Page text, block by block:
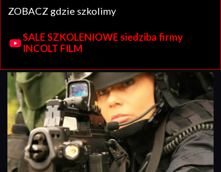
ZOBACZ gdzie szkolimy
SALE SZKOLENIOWE siedziba firmy
INCOLT FILM